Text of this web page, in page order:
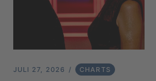
JULI 27, 2026 CHARTS